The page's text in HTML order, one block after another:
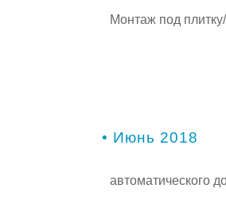
Монтаж под
• Июнь 2018
автоматического